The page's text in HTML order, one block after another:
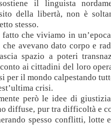
il linguista
della libertà, non è
stesso.
fatto che viviamo in
avevano dato corpo e
spazio a poteri
ai cittadini del loro
per il mondo calpestando
crisi.
però le idee di
diffuse, pur tra difficoltà e
spesso conflitti, lotte